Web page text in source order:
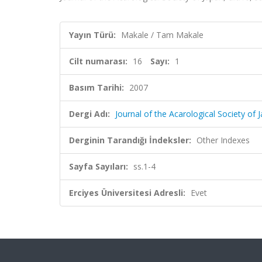
Yayın Türü: Makale / Tam Makale
Cilt numarası: 16 Sayı: 1
Basım Tarihi: 2007
Dergi Adı: Journal of the Acarological Society of
Derginin Tarandığı İndeksler: Other Indexes
Sayfa Sayıları: ss.1-4
Erciyes Üniversitesi Adresli: Evet